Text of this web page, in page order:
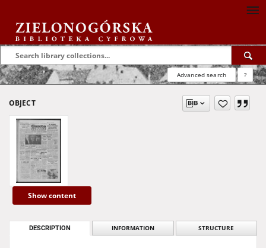
Advanced search ?
OBJECT
Show content
DESCRIPTION INFORMATION STRUCTURE